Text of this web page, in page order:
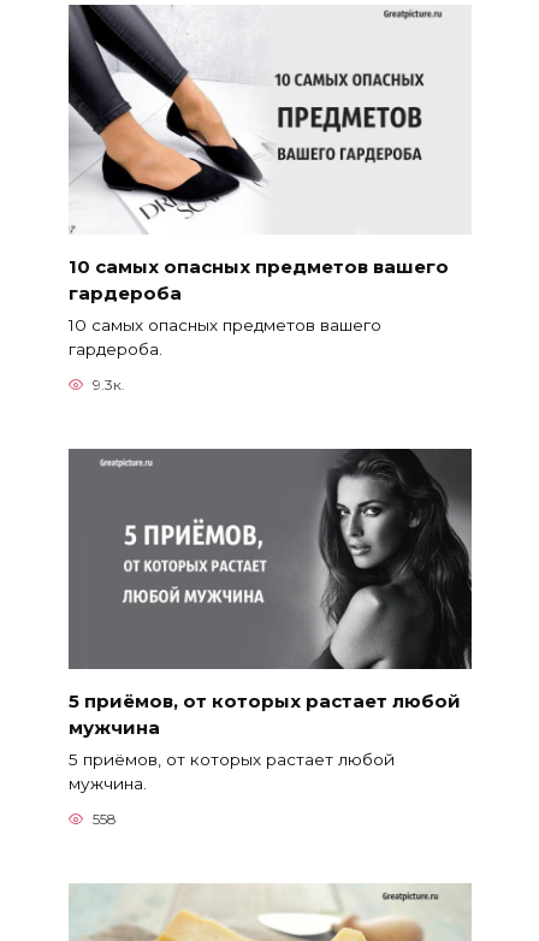
10 самых опасных предметов вашего
гардероба
10 самых опасных предметов вашего
гардероба.
9.3к.
5 приёмов, от которых растает любой
мужчина
5 приёмов, от которых растает любой
мужчина.
558